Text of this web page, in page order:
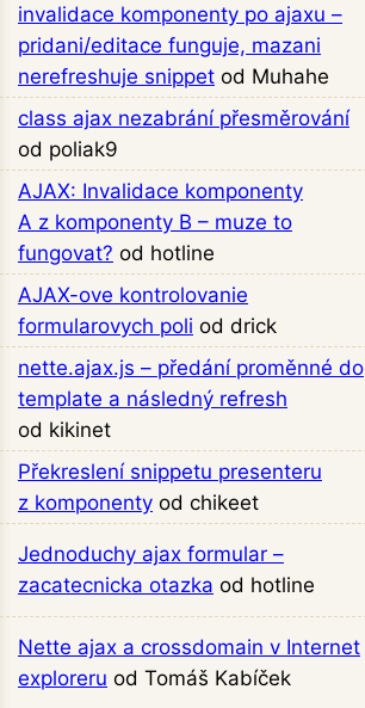
invalidace komponenty po ajaxu –
pridani/editace funguje, mazani
nerefreshuje snippet od Muhahe
class ajax nezabrání přesměrování
od poliak9
AJAX: Invalidace komponenty
A z komponenty B – muze to
fungovat? od hotline
AJAX-ove kontrolovanie
formularovych poli od drick
nette.ajax.js – předání proměnné do
template a následný refresh
od kikinet
Překreslení snippetu presenteru
z komponenty od chikeet
Jednoduchy ajax formular –
zacatecnicka otazka od hotline
Nette ajax a crossdomain v Internet
exploreru od Tomáš Kabíček